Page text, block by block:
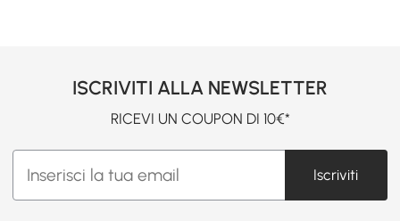
ISCRIVITI ALLA NEWSLETTER
RICEVI UN COUPON DI 10€*
Iscriviti